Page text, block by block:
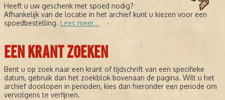
Heeft u uw geschenk met spoed nodig?
Afhankelijk van de locatie in het archief kunt u kiezen voor een
spoedbestelling. Lees meer...
EEN KRANT ZOEKEN
Bent u op zoek naar een krant of tijdschrift van een specifieke
datum, gebruik dan het zoekblok bovenaan de pagina. Wilt u het
archief doorlopen in perioden, kies dan hieronder een periode om
vervolgens te verfijnen.